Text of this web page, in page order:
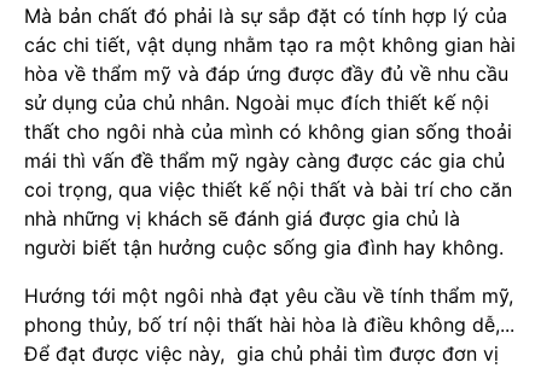
Mà bản chất đó phải là sự sắp đặt có tính hợp lý của
các chi tiết, vật dụng nhằm tạo ra một không gian hài
hòa về thẩm mỹ và đáp ứng được đầy đủ về nhu cầu
sử dụng của chủ nhân. Ngoài mục đích thiết kế nội
thất cho ngôi nhà của mình có không gian sống thoải
mái thì vấn đề thẩm mỹ ngày càng được các gia chủ
coi trọng, qua việc thiết kế nội thất và bài trí cho căn
nhà những vị khách sẽ đánh giá được gia chủ là
người biết tận hưởng cuộc sống gia đình hay không.
Hướng tới một ngôi nhà đạt yêu cầu về tính thẩm mỹ,
phong thủy, bố trí nội thất hài hòa là điều không dễ,...
Để đạt được việc này, gia chủ phải tìm được đơn vị